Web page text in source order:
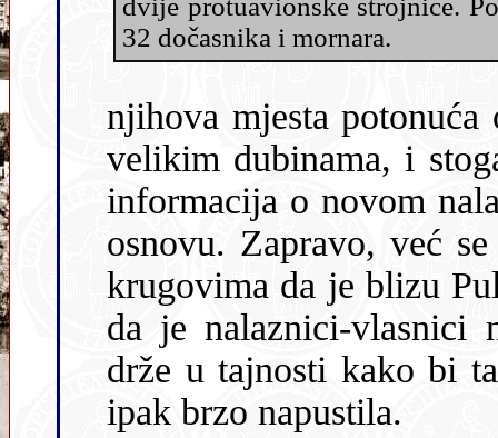
dvije protuavionske strojnice. Posada je
32 dočasnika i mornara.
njihova mjesta potonuća obično su bila daleko od obale ili na
velikim dubinama, i stoga su dugo ostajala
informacija o novom nalazu
osnovu. Zapravo, već
krugovima da je blizu
da je nalaznici-vlasnici nekog ronilačkog centra ljubomorno
drže u tajnosti kako bi tamo vodili “svoje” goste. Sreća ih je
ipak brzo napustila.